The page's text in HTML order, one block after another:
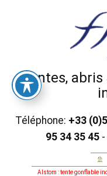
Tentes,
Téléphone: +33
95 34 35 45
Alstom : tente gonflable